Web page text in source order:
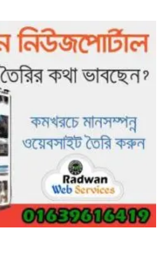
আটকে পড়া ১০ পর্যটককে উদ্ধার করল
পুলিশ ও ফায়ার সার্ভিস
গাছ না কেটে আমাদের পুড়িয়ে মারলে
ভালো হতো’: বন বিভাগের নিষ্ঠুরতায়
নিঃস্ব কৃষক